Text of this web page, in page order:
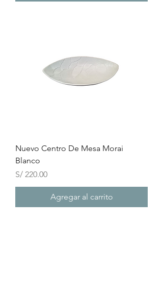
Nuevo Centro De Mesa Morai
Blanco
Precio
S/ 220.00
Agregar al carrito